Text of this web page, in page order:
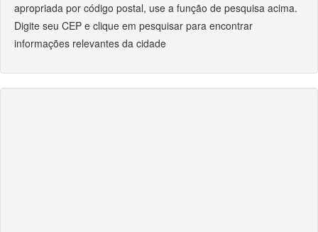
apropriada por código postal, use a função de pesquisa acima.
Digite seu CEP e clique em pesquisar para encontrar
informações relevantes da cidade